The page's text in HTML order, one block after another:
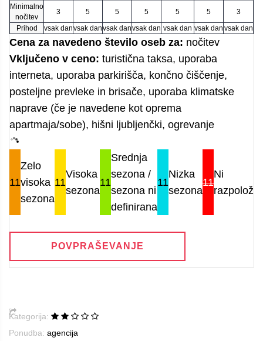
Minimalno
nočitev
3 5 5 5 5 5
3
Prihod
vsak danvsak danvsak danvsak dan vsak dan vsak dan vsak dan
Cena za navedeno število oseb za: nočitev
Vključeno v ceno: turistična taksa, uporaba
interneta, uporaba parkirišča, končno čiščenje,
posteljne prevleke in brisače, uporaba klimatske
naprave (če je navedene kot oprema
apartmaja/sobe), hišni ljubljenčki, ogrevanje
11
Zelo
visoka
sezona
11
Visoka
sezona
11
Srednja
sezona /
sezona ni
definirana
11
Nizka
sezona
11
Ni
POVPRAŠEVANJE
Kategorija:
Ponudba: agencija